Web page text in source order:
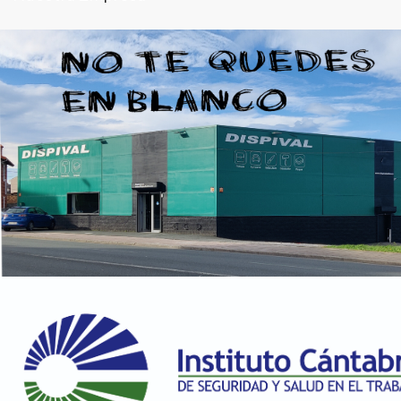
195 en stock
RAL 1024 Amarillo ocre
45.15 €
198 en stock
RAL 1027 Amarillo curry
45.15 €
200 en stock
RAL 1028 Amarillo melón
45.15 €
200 en stock
RAL 1032 Amarillo retama
45.15 €
RAL 1033 Amarillo dalia
45.15 €
195 en stock